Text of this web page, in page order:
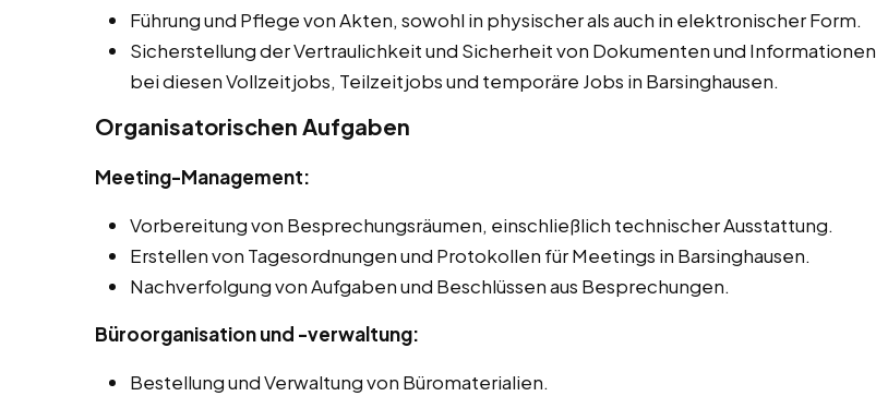
Führung und Pflege von Akten, sowohl in physischer als auch in elektronischer Form.
Sicherstellung der Vertraulichkeit und Sicherheit von Dokumenten und Informationen
bei diesen Vollzeitjobs, Teilzeitjobs und temporäre Jobs in Barsinghausen.
Organisatorischen Aufgaben
Meeting-Management:
Vorbereitung von Besprechungsräumen, einschließlich technischer Ausstattung.
Erstellen von Tagesordnungen und Protokollen für Meetings in Barsinghausen.
Nachverfolgung von Aufgaben und Beschlüssen aus Besprechungen.
Büroorganisation und -verwaltung:
Bestellung und Verwaltung von Büromaterialien.